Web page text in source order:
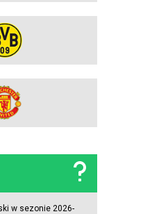
ważnego
League, tracą
trenera. To on ma
na wylocie
w sezonie 2026-